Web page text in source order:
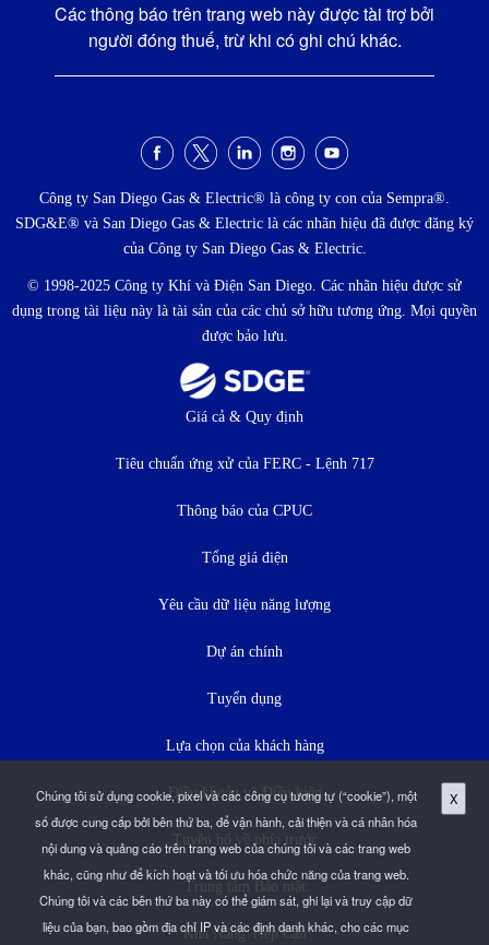
Các thông báo trên trang web này được tài trợ bởi
người đóng thuế, trừ khi có ghi chú khác.
xãCông ty San Diego Gas & Electric® là công ty con của Sempra®.
SDG&E® và San Diego Gas & Electric là các nhãn hiệu đã được đăng ký
của Công ty San Diego Gas & Electric.
© 1998-2025 Công ty Khí và Điện San Diego. Các nhãn hiệu được sử
dụng trong tài liệu này là tài sản của các chủ sở hữu tương ứng. Mọi quyền
được bảo lưu.
Chúng tôi sử dụng cookie, pixel và các công cụ tương tự (“cookie”), một
số được cung cấp bởi bên thứ ba, để vận hành, cải thiện và cá nhân hóa
nội dung và quảng cáo trên trang web của chúng tôi và các trang web
khác, cũng như để kích hoạt và tối ưu hóa chức năng của trang web.
Chúng tôi và các bên thứ ba này có thể giám sát, ghi lại và truy cập dữ
liệu của bạn, bao gồm địa chỉ IP và các định danh khác, cho các mục
X
Giá cả & Quy định
Tiêu chuẩn ứng xử của FERC - Lệnh 717
Thông báo của CPUC
Tổng giá điện
Yêu cầu dữ liệu năng lượng
Dự án chính
Tuyển dụng
Lựa chọn của khách hàng
Điều khoản và Điều kiện
Tuyên bố về phía trước
Trung tâm Bảo mật
Khả Năng Tiếp Cận